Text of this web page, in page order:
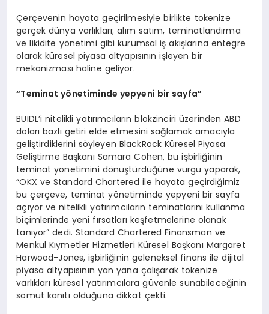
Çerçevenin hayata geçirilmesiyle birlikte tokenize
gerçek dünya varlıkları; alım satım, teminatlandırma
ve likidite yönetimi gibi kurumsal iş akışlarına entegre
olarak küresel piyasa altyapısının işleyen bir
mekanizması haline geliyor.
“Teminat yönetiminde yepyeni bir sayfa”
BUIDL’i nitelikli yatırımcıların blokzinciri üzerinden ABD
doları bazlı getiri elde etmesini sağlamak amacıyla
geliştirdiklerini söyleyen BlackRock Küresel Piyasa
Geliştirme Başkanı Samara Cohen, bu işbirliğinin
teminat yönetimini dönüştürdüğüne vurgu yaparak,
“OKX ve Standard Chartered ile hayata geçirdiğimiz
bu çerçeve, teminat yönetiminde yepyeni bir sayfa
açıyor ve nitelikli yatırımcıların teminatlarını kullanma
biçimlerinde yeni fırsatları keşfetmelerine olanak
tanıyor” dedi. Standard Chartered Finansman ve
Menkul Kıymetler Hizmetleri Küresel Başkanı Margaret
Harwood-Jones, işbirliğinin geleneksel finans ile dijital
piyasa altyapısının yan yana çalışarak tokenize
varlıkları küresel yatırımcılara güvenle sunabileceğinin
somut kanıtı olduğuna dikkat çekti.